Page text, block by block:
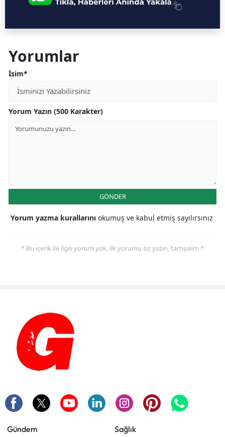
Yorumlar
İsim*
Yorum Yazın (500 Karakter)
GÖNDER
Yorum yazma kurallarını okumuş ve kabul etmiş sayılırsınız
* Bu içerik ile ilgili yorum yok, ilk yorumu siz yazın, tartışalım *
Gündem
Sağlık